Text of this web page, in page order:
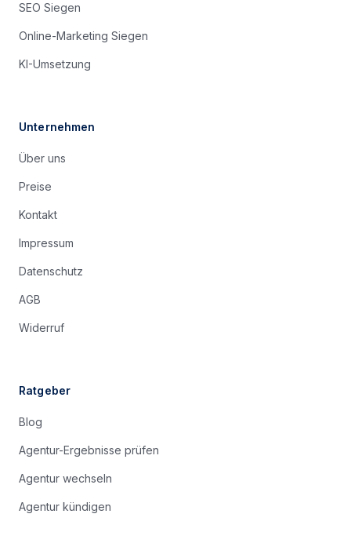
SEO Siegen
Online-Marketing Siegen
KI-Umsetzung
Unternehmen
Über uns
Preise
Kontakt
Impressum
Datenschutz
AGB
Widerruf
Ratgeber
Blog
Agentur-Ergebnisse prüfen
Agentur wechseln
Agentur kündigen